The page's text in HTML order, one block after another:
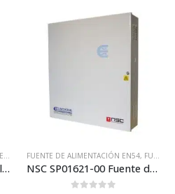
,NSC
NSC SP01614-00 Fuente Alimentación 24V-5Ah Conmutada
FUENTE DE ALIMENTACIÓN EN54, FUENTES DE ALIMENTACIÓN
NSC SP01621-00 Fuente de alimentación conmutada de 24V DC – 5A EN54-4